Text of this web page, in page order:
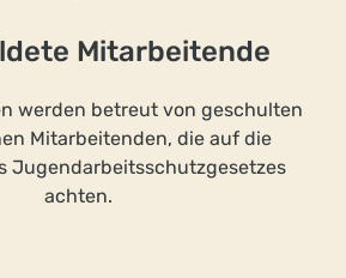
Mitarbeitende
werden betreut von geschulten
Mitarbeitenden, die auf die
Jugendarbeitsschutzgesetzes
achten.